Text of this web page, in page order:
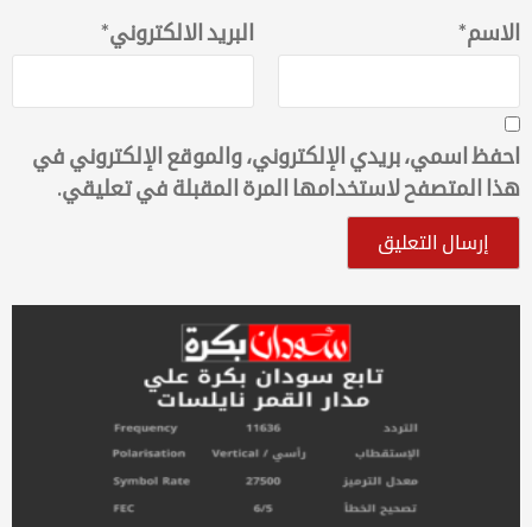
الاسم* البريد الالكتروني*
احفظ اسمي، بريدي الإلكتروني، والموقع الإلكتروني في
هذا المتصفح لاستخدامها المرة المقبلة في تعليقي.